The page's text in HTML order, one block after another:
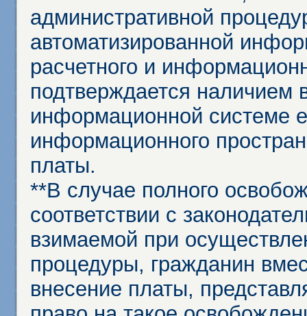
административной
автоматизированной
расчетного и
подтверждается наличием
информационной системе
информационного
платы.
**В случае полного
соответствии с
взимаемой при
процедуры, гражданин
внесение платы,